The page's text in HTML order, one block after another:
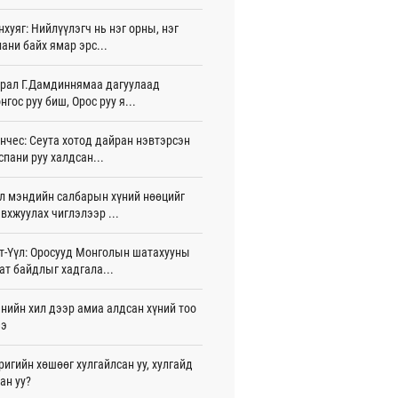
цаг 51 мин
Н.Амарзаяа: 32 хуудастай
дэвтэр долоо хоногт л дүүрдэг
15 цаг 31 мин
байна
12 цаг 01 мин
80 мянган евро хандивлажээ
11 цаг 30 мин
өртэй шатахуун импортлогч ААН-
дансыг битүүмжлэхгүй
11 цаг 20 мин
аагим халуун өдрүүд үргэлжилсээр
11 цаг 20 мин
шигшээ баг Азийн наадам-д
Нийлүүлэгч нь нэг орны, нэг
байх ямар эрс...
Г.Дамдиннямаа дагуулаад
руу биш, Орос руу я...
Сеута хотод дайран нэвтэрсэн
руу халдсан...
мэндийн салбарын хүний нөөцийг
чиглэлээр ...
Үүл: Оросууд Монголын шатахууны
байдлыг хадгала...
хил дээр амиа алдсан хүний тоо
хөшөөг хулгайлсан уу, хулгайд
уу?